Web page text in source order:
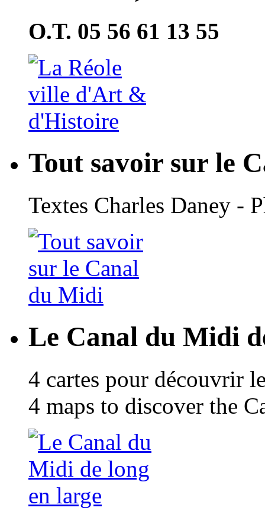
O.T. 05 56 61 13 55
Tout savoir sur le
Textes Charles Daney -
Le Canal du Midi
4 cartes pour découvrir
4 maps to discover the